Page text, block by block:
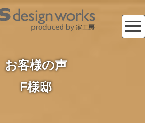
お客様の声
F様邸